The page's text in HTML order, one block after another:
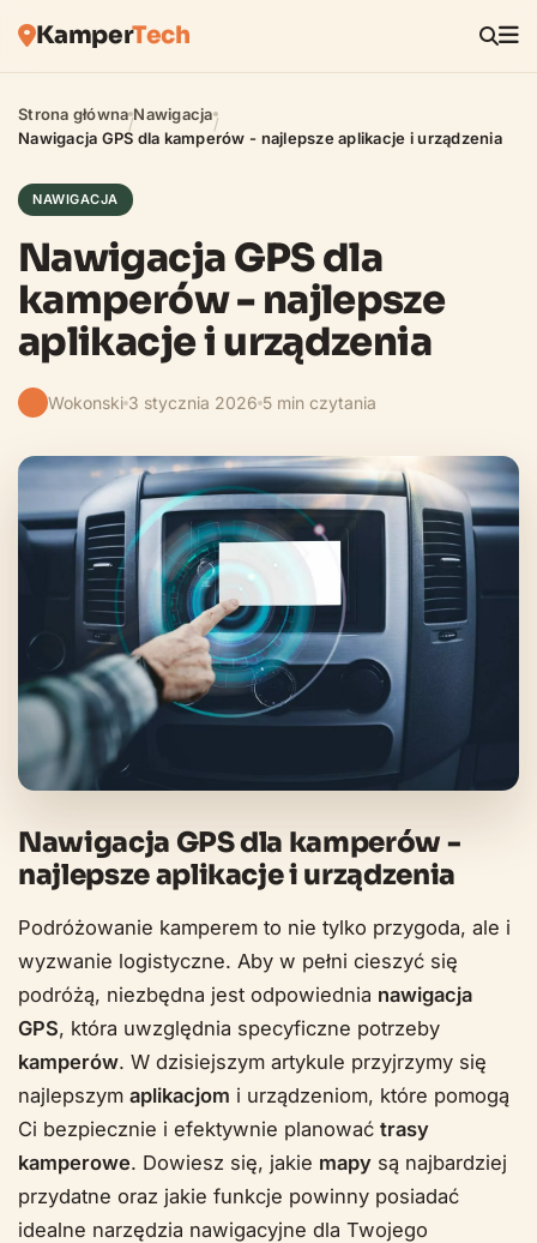
KamperTech
Strona główna/Nawigacja/
Nawigacja GPS dla kamperów - najlepsze aplikacje i urządzenia
NAWIGACJA
Nawigacja GPS dla
kamperów - najlepsze
aplikacje i urządzenia
Wokonski 3 stycznia 2026 5 min czytania
Nawigacja GPS dla kamperów -
najlepsze aplikacje i urządzenia
Podróżowanie kamperem to nie tylko przygoda, ale i
wyzwanie logistyczne. Aby w pełni cieszyć się
podróżą, niezbędna jest odpowiednia nawigacja
GPS, która uwzględnia specyficzne potrzeby
kamperów. W dzisiejszym artykule przyjrzymy się
najlepszym aplikacjom i urządzeniom, które pomogą
Ci bezpiecznie i efektywnie planować trasy
kamperowe. Dowiesz się, jakie mapy są najbardziej
przydatne oraz jakie funkcje powinny posiadać
idealne narzędzia nawigacyjne dla Twojego